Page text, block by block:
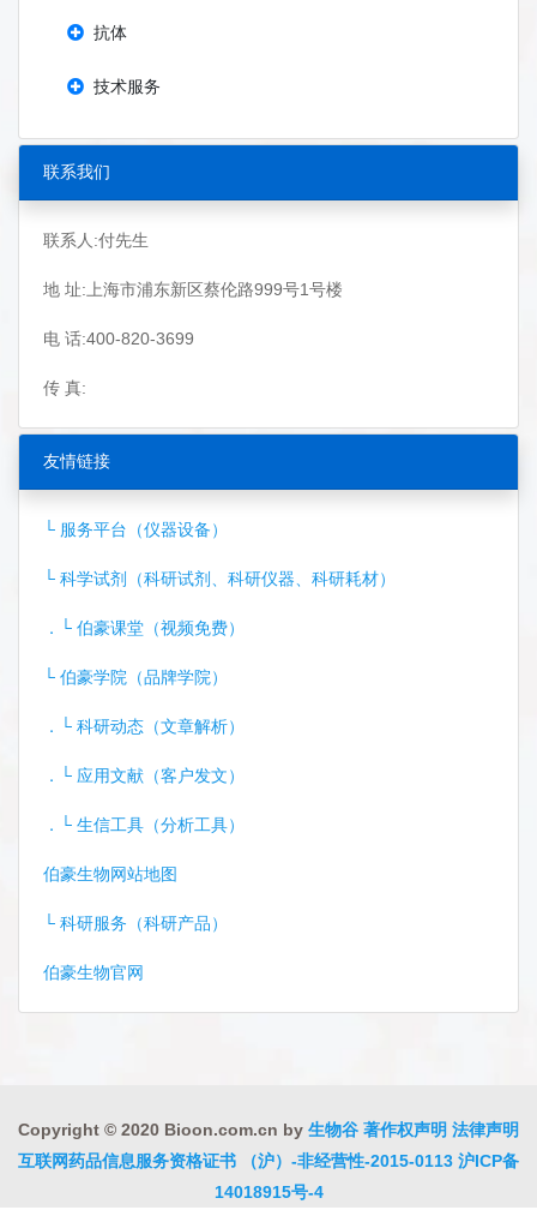
抗体
技术服务
联系我们
联系人:付先生
地 址:上海市浦东新区蔡伦路999号1号楼
电 话:400-820-3699
传 真:
友情链接
└ 服务平台（仪器设备）
└ 科学试剂（科研试剂、科研仪器、科研耗材）
．└ 伯豪课堂（视频免费）
└ 伯豪学院（品牌学院）
．└ 科研动态（文章解析）
．└ 应用文献（客户发文）
．└ 生信工具（分析工具）
伯豪生物网站地图
└ 科研服务（科研产品）
伯豪生物官网
Copyright © 2020 Bioon.com.cn by 生物谷 著作权声明 法律声明
互联网药品信息服务资格证书 （沪）-非经营性-2015-0113 沪ICP备
14018915号-4